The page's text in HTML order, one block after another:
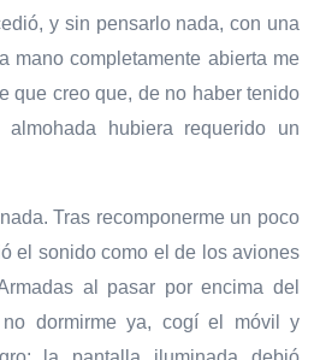
y sin pensarlo nada, con una
mano completamente abierta me
que creo que, de no haber tenido
hubiera requerido un
Tras recomponerme un poco
el sonido como el de los aviones
al pasar por encima del
dormirme ya, cogí el móvil y